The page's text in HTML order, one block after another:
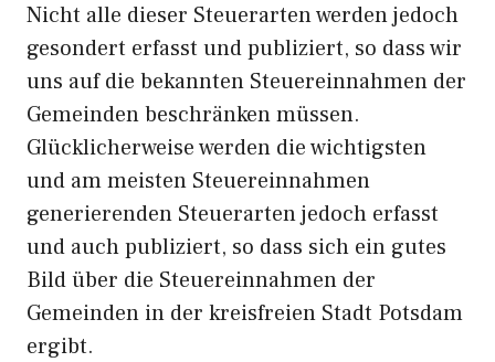
Nicht alle dieser Steuerarten werden jedoch
gesondert erfasst und publiziert, so dass wir
uns auf die bekannten Steuereinnahmen der
Gemeinden beschränken müssen.
Glücklicherweise werden die wichtigsten
und am meisten Steuereinnahmen
generierenden Steuerarten jedoch erfasst
und auch publiziert, so dass sich ein gutes
Bild über die Steuereinnahmen der
Gemeinden in der kreisfreien Stadt Potsdam
ergibt.